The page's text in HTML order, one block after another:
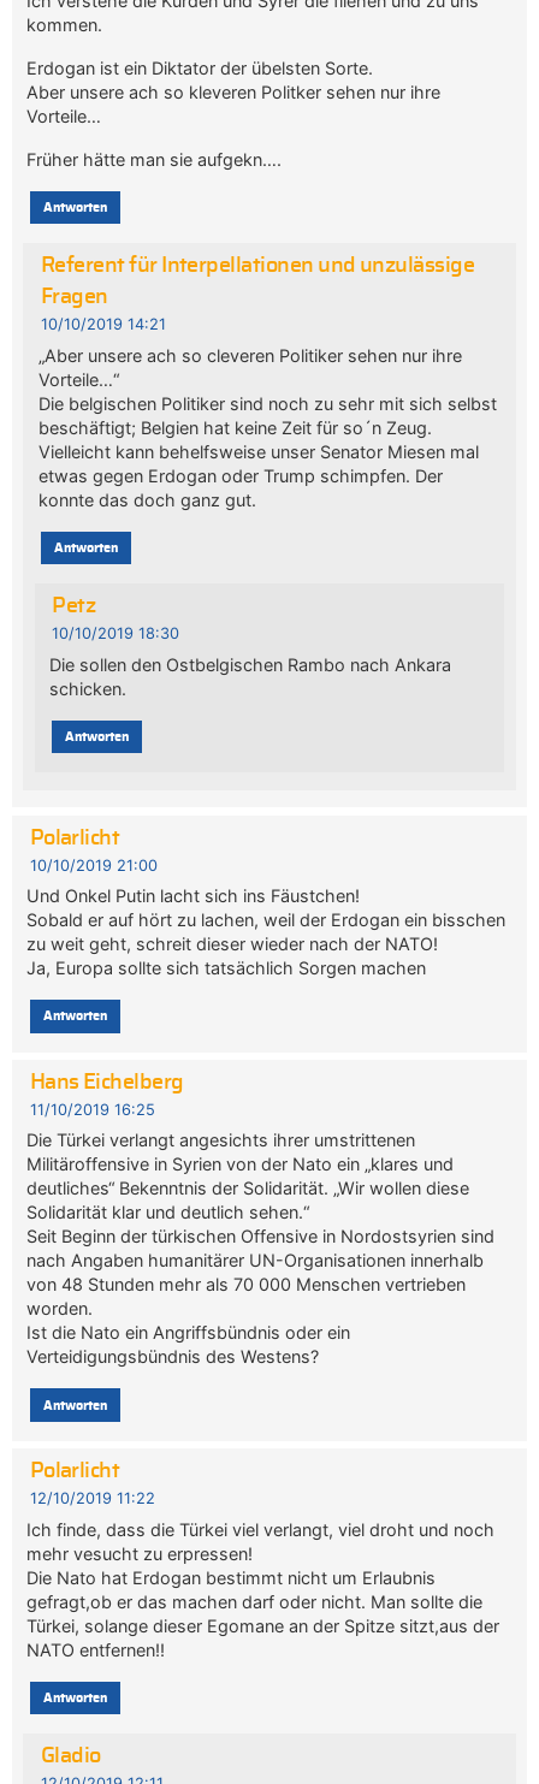
kommen.
Erdogan ist ein Diktator der übelsten Sorte.
Aber unsere ach so kleveren Politker sehen nur ihre
Vorteile…
Früher hätte man sie aufgekn….
Antworten
Referent für Interpellationen und unzulässige
Fragen
10/10/2019 14:21
„Aber unsere ach so cleveren Politiker sehen nur ihre
Vorteile…“
Die belgischen Politiker sind noch zu sehr mit sich selbst
beschäftigt; Belgien hat keine Zeit für so´n Zeug.
Vielleicht kann behelfsweise unser Senator Miesen mal
etwas gegen Erdogan oder Trump schimpfen. Der
konnte das doch ganz gut.
Antworten
Petz
10/10/2019 18:30
Die sollen den Ostbelgischen Rambo nach Ankara
schicken.
Antworten
Polarlicht
10/10/2019 21:00
Und Onkel Putin lacht sich ins Fäustchen!
Sobald er auf hört zu lachen, weil der Erdogan ein bisschen
zu weit geht, schreit dieser wieder nach der NATO!
Ja, Europa sollte sich tatsächlich Sorgen machen
Antworten
Hans Eichelberg
11/10/2019 16:25
Die Türkei verlangt angesichts ihrer umstrittenen
Militäroffensive in Syrien von der Nato ein „klares und
deutliches“ Bekenntnis der Solidarität. „Wir wollen diese
Solidarität klar und deutlich sehen.“
Seit Beginn der türkischen Offensive in Nordostsyrien sind
nach Angaben humanitärer UN-Organisationen innerhalb
von 48 Stunden mehr als 70 000 Menschen vertrieben
worden.
Ist die Nato ein Angriffsbündnis oder ein
Verteidigungsbündnis des Westens?
Antworten
Polarlicht
12/10/2019 11:22
Ich finde, dass die Türkei viel verlangt, viel droht und noch
mehr vesucht zu erpressen!
Die Nato hat Erdogan bestimmt nicht um Erlaubnis
gefragt,ob er das machen darf oder nicht. Man sollte die
Türkei, solange dieser Egomane an der Spitze sitzt,aus der
NATO entfernen!!
Antworten
Gladio